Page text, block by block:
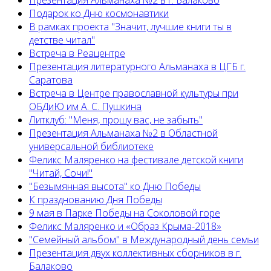
Подарок ко Дню космонавтики
В рамках проекта "Значит, лучшие книги ты в
детстве читал"
Встреча в Реацентре
Презентация литературного Альманаха в ЦГБ г.
Саратова
Встреча в Центре православной культуры при
ОБДиЮ им А. С. Пушкина
Литклуб: "Меня, прошу вас, не забыть"
Презентация Альманаха №2 в Областной
универсальной библиотеке
Феликс Маляренко на фестивале детской книги
"Читай, Сочи!"
"Безымянная высота" ко Дню Победы
К празднованию Дня Победы
9 мая в Парке Победы на Соколовой горе
Феликс Маляренко и «Образ Крыма-2018»
"Семейный альбом" в Международный день семьи
Презентация двух коллективных сборников в г.
Балаково